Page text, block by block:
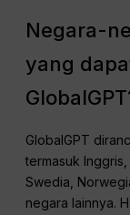
Negara-
yang
GlobalGPT
termasuk
Swedia,
negara lainnya.